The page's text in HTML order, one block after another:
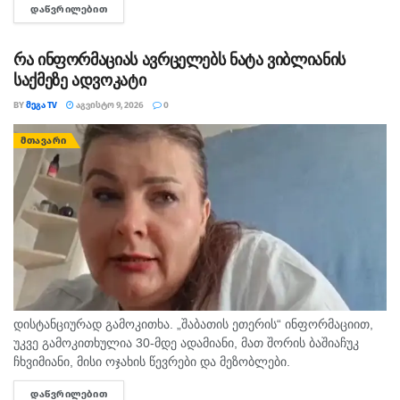
მოვარდნილმა მდინარემ ახალგაზრდა მამაკაცი გაიტაცა.
ᲓᲐᲬᲕᲠᲘᲚᲔᲑᲘᲗ
რა ინფორმაციას ავრცელებს ნატა ვიბლიანის
საქმეზე ადვოკატი
BYᲛᲔᲒᲐ TV ᲐᲒᲕᲘᲡᲢᲝ 9, 2026 0
ᲛᲗᲐᲕᲐᲠᲘ
დისტანციურად გამოკითხა. „შაბათის ეთერის“ ინფორმაციით,
უკვე გამოკითხულია 30-მდე ადამიანი, მათ შორის ბაშიაჩუკ
ჩხვიმიანი, მისი ოჯახის წევრები და მეზობლები.
გამომძიებლებმა დაათვალიერეს ის სახლებიც, სადაც,
ᲓᲐᲬᲕᲠᲘᲚᲔᲑᲘᲗ